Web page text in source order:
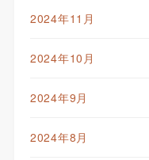
2024年11月
2024年10月
2024年9月
2024年8月